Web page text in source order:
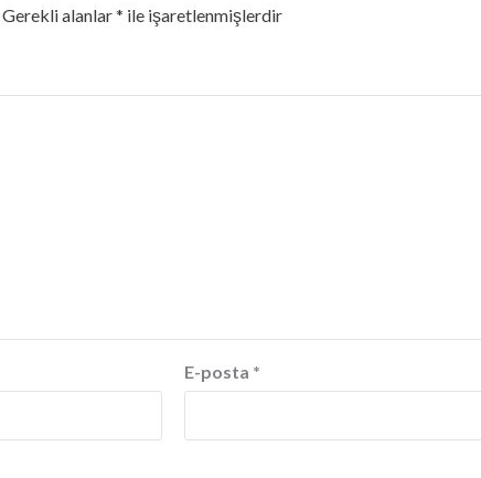
Gerekli alanlar* ile işaretlenmişlerdir
E-posta *